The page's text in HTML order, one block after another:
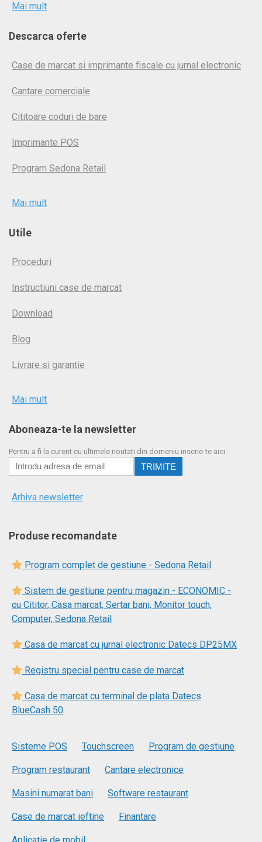
Mai mult
Descarca oferte
Case de marcat si imprimante fiscale cu jurnal electronic
Cantare comerciale
Cititoare coduri de bare
Imprimante POS
Program Sedona Retail
Mai mult
Utile
Proceduri
Instructiuni case de marcat
Download
Blog
Livrare si garantie
Mai mult
Aboneaza-te la newsletter
Pentru a fi la curent cu ultimele noutati din domeniu inscrie-te aici:
Arhiva newsletter
Produse recomandate
Program complet de gestiune - Sedona Retail
Sistem de gestiune pentru magazin - ECONOMIC -
cu Cititor, Casa marcat, Sertar bani, Monitor touch,
Computer, Sedona Retail
Casa de marcat cu jurnal electronic Datecs DP25MX
Registru special pentru case de marcat
Casa de marcat cu terminal de plata Datecs
BlueCash 50
Sisteme POS Touchscreen Program de gestiune
Program restaurant Cantare electronice
Masini numarat bani Software restaurant
Case de marcat ieftine Finantare